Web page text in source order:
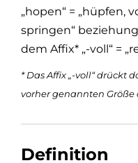
„hopen“ = „hüpfen,
springen“
dem Affix* „-voll“ =
* Das Affix „-voll“ drückt
vorher genannten Größe
Definition